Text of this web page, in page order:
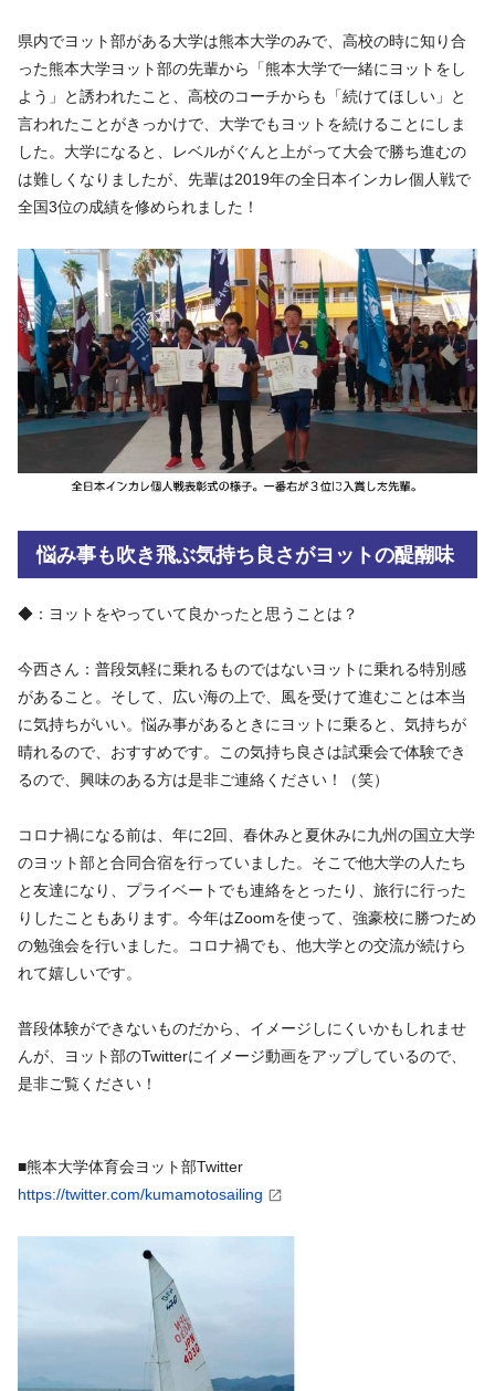
県内でヨット部がある大学は熊本大学のみで、高校の時に知り合
った熊本大学ヨット部の先輩から「熊本大学で一緒にヨットをし
よう」と誘われたこと、高校のコーチからも「続けてほしい」と
言われたことがきっかけで、大学でもヨットを続けることにしま
した。大学になると、レベルがぐんと上がって大会で勝ち進むの
は難しくなりましたが、先輩は2019年の全日本インカレ個人戦で
全国3位の成績を修められました！
悩み事も吹き飛ぶ気持ち良さがヨットの醍醐味
◆：ヨットをやっていて良かったと思うことは？
今西さん：普段気軽に乗れるものではないヨットに乗れる特別感
があること。そして、広い海の上で、風を受けて進むことは本当
に気持ちがいい。悩み事があるときにヨットに乗ると、気持ちが
晴れるので、おすすめです。この気持ち良さは試乗会で体験でき
るので、興味のある方は是非ご連絡ください！（笑）
コロナ禍になる前は、年に2回、春休みと夏休みに九州の国立大学
のヨット部と合同合宿を行っていました。そこで他大学の人たち
と友達になり、プライベートでも連絡をとったり、旅行に行った
りしたこともあります。今年はZoomを使って、強豪校に勝つため
の勉強会を行いました。コロナ禍でも、他大学との交流が続けら
れて嬉しいです。
普段体験ができないものだから、イメージしにくいかもしれませ
んが、ヨット部のTwitterにイメージ動画をアップしているので、
是非ご覧ください！
■熊本大学体育会ヨット部Twitter
https://twitter.com/kumamotosailing